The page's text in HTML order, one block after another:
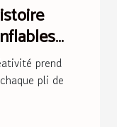
prend
pli de